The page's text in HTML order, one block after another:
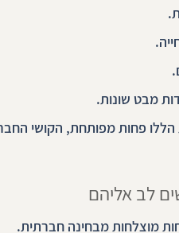
מבט שונות.
הללו פחות מפותחת, הקושי
לב אליהם
מוצלחות מבחינה חברתית.